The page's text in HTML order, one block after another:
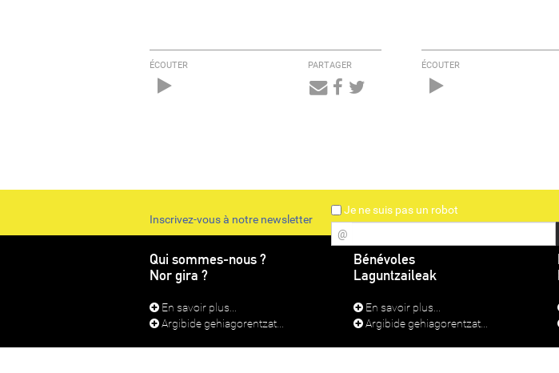
ÉCOUTER PARTAGER ÉCOUTER
Inscrivez-vous à notre newsletter
Je ne suis pas un robot
@
Qui sommes-nous ?
Nor gira ?
En savoir plus...
Argibide gehiagorentzat...
Bénévoles
Laguntzaileak
En savoir plus...
Argibide gehiagorentzat...